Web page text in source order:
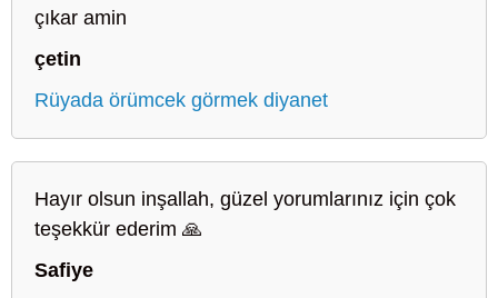
çıkar amin
çetin
Rüyada örümcek görmek diyanet
Hayır olsun inşallah, güzel yorumlarınız için çok
teşekkür ederim 🙏
Safiye